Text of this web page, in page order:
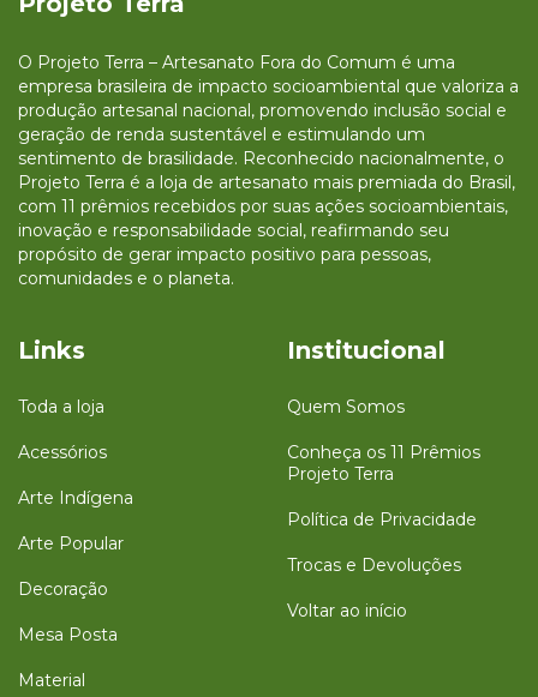
O Projeto Terra – Artesanato Fora do Comum é uma
empresa brasileira de impacto socioambiental que valoriza a
produção artesanal nacional, promovendo inclusão social e
geração de renda sustentável e estimulando um
sentimento de brasilidade. Reconhecido nacionalmente, o
Projeto Terra é a loja de artesanato mais premiada do Brasil,
com 11 prêmios recebidos por suas ações socioambientais,
inovação e responsabilidade social, reafirmando seu
propósito de gerar impacto positivo para pessoas,
comunidades e o planeta.
Links
Toda a loja
Acessórios
Arte Indígena
Arte Popular
Decoração
Mesa Posta
Material
Institucional
Quem Somos
Conheça os 11 Prêmios
Projeto Terra
Política de Privacidade
Trocas e Devoluções
Voltar ao início